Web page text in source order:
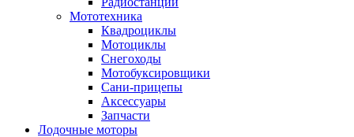
Мототехника
Квадроциклы
Мотоциклы
Снегоходы
Мотобуксировщики
Сани-прицепы
Аксессуары
Запчасти
Лодочные моторы